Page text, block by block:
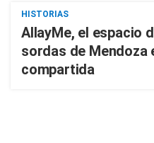
HISTORIAS
AllayMe, el espacio
sordas de Mendoza
compartida